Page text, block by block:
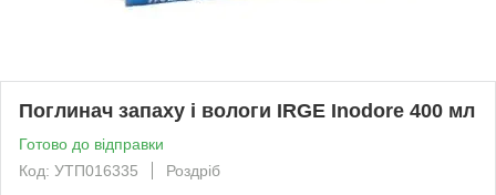
Поглинач запаху і вологи IRGE Inodore 400 мл
Готово до відправки
Код: УТП016335
Роздріб